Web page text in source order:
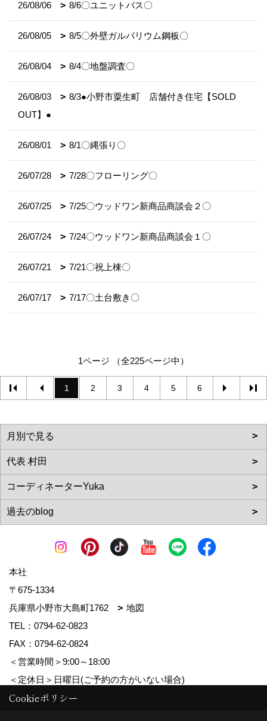
26/08/06 8/6〇ユニットバス〇
26/08/05 8/5〇外壁ガルバリウム鋼板〇
26/08/04 8/4〇地盤調査〇
26/08/03
8/3●小野市粟生町 店舗付き住宅【SOLD
OUT】●
26/08/01 8/1〇縄張り〇
26/07/28 7/28〇フローリング〇
26/07/25 7/25〇ウッドワン新商品商談会２〇
26/07/24 7/24〇ウッドワン新商品商談会１〇
26/07/21 7/21〇祝上棟〇
26/07/17 7/17〇土台敷き〇
1ページ （全225ページ中）
1 2 3 4 5 6
本社
〒675-1334
兵庫県小野市大島町1762
地図
TEL： 0794-62-0823
FAX：0794-62-0824
＜営業時間＞9:00～18:00
＜定休日＞日曜日(ご予約の方がいない場合)
Cookieポリシー